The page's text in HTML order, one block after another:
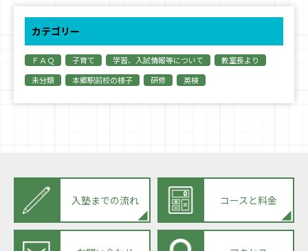
カテゴリー
ＦＡＱ 子育て 学習、入試情報等について
教室長より
未分類
本郷駅前校の様子 研修 英検
入塾までの流れ コースと料金